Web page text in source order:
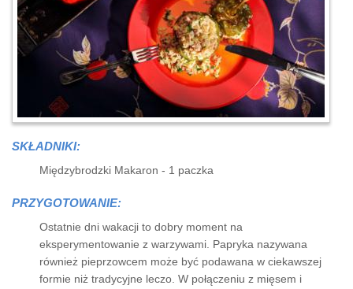
SKŁADNIKI:
Międzybrodzki Makaron - 1 paczka
PRZYGOTOWANIE:
Ostatnie dni wakacji to dobry moment na
eksperymentowanie z warzywami. Papryka nazywana
również pieprzowcem może być podawana w ciekawszej
formie niż tradycyjne leczo. W połączeniu z mięsem i